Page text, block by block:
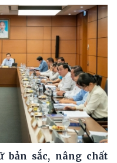
bản sắc, nâng chất